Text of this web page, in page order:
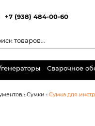
+7 (938) 484-00-60
Сварочное
• Сумки • Сумка для